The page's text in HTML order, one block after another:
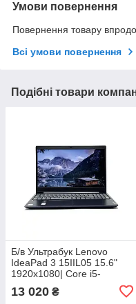
Умови повернення
Повернення товару
Всі умови повернення
Подібні товари
Б/в Ультрабук Lenovo
IdeaPad 3 15IIL05 15.6"
1920x1080| Core i5-
1035G1| 8 GB RAM| 256
GB SSD| UHD
13 020 ₴